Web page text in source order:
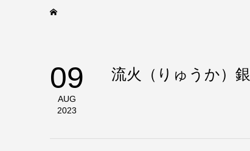
09
AUG
2023
流火（りゅうか）銀